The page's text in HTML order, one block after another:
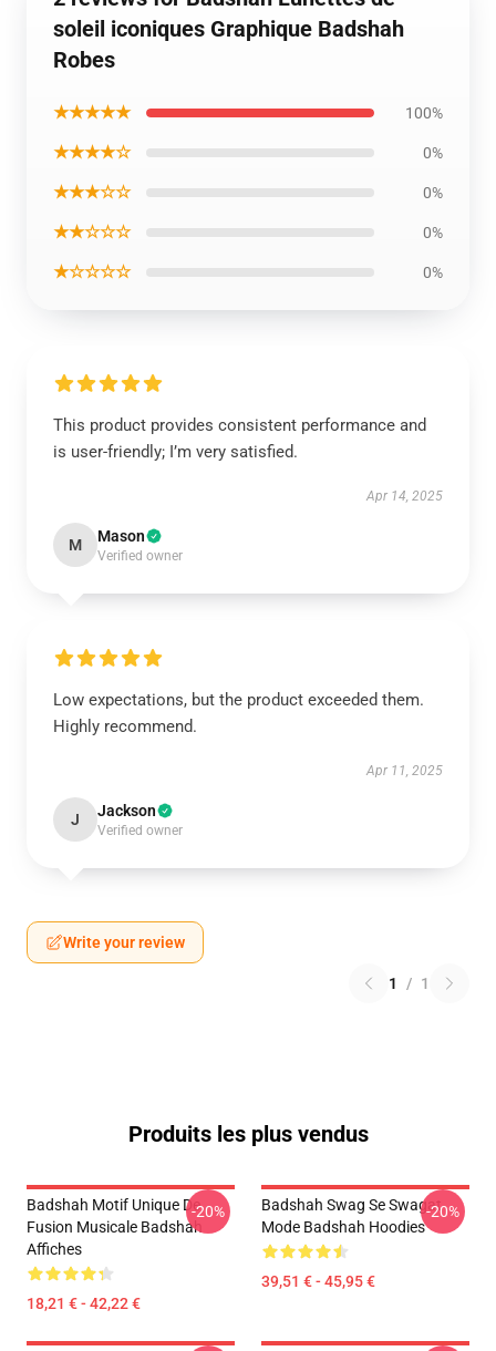
soleil iconiques Graphique Badshah
Robes
★★★★★ 100%
★★★★☆ 0%
★★★☆☆ 0%
★★☆☆☆ 0%
★☆☆☆☆ 0%
This product provides consistent performance and
is user-friendly; I’m very satisfied.
Apr 14, 2025
M Mason
Verified owner
Low expectations, but the product exceeded them.
Highly recommend.
Apr 11, 2025
J Jackson
Verified owner
Write your review
1 / 1
Produits les plus vendus
Badshah Motif Unique De
Fusion Musicale Badshah
Affiches
18,21 € - 42,22 €
-20%
Badshah Swag Se Swagat
Mode Badshah Hoodies
39,51 € - 45,95 €
-20%